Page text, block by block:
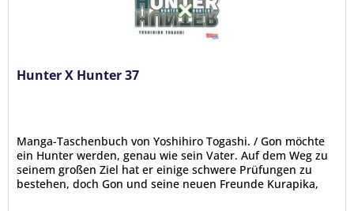
Hunter X Hunter 37
Manga-Taschenbuch von Yoshihiro Togashi. / Gon möchte
ein Hunter werden, genau wie sein Vater. Auf dem Weg zu
seinem großen Ziel hat er einige schwere Prüfungen zu
bestehen, doch Gon und seine neuen Freunde Kurapika,